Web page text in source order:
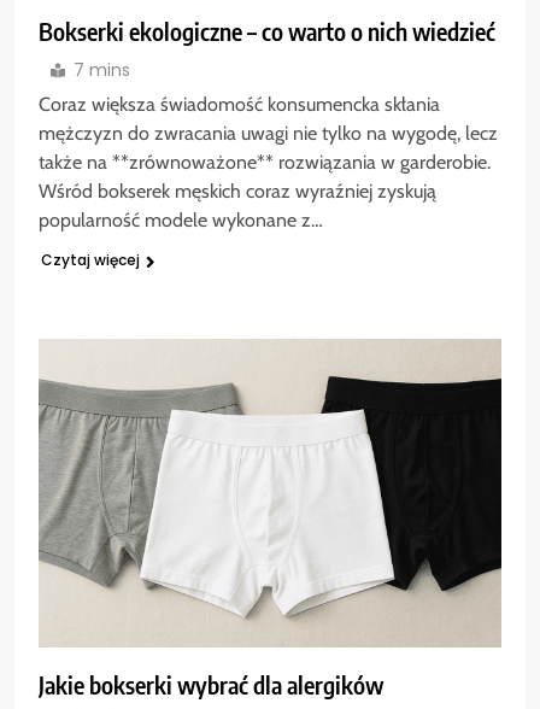
Bokserki ekologiczne – co warto o nich wiedzieć
7 mins
Coraz większa świadomość konsumencka skłania
mężczyzn do zwracania uwagi nie tylko na wygodę, lecz
także na **zrównoważone** rozwiązania w garderobie.
Wśród bokserek męskich coraz wyraźniej zyskują
popularność modele wykonane z…
Czytaj więcej
Jakie bokserki wybrać dla alergików